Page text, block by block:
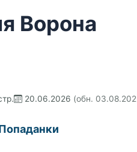
Ворона
20.06.2026 (обн.